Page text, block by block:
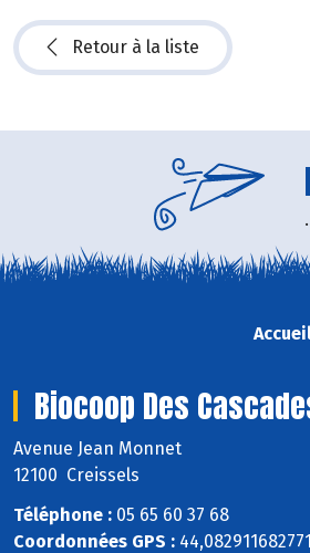
Retour à la liste
Biocoop Des
Avenue Jean Monnet
12100 Creissels
Téléphone : 05 65 60 37 68
Coordonnées GPS :